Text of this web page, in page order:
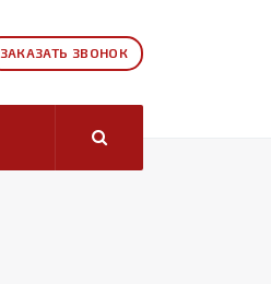
ЗАКАЗАТЬ ЗВОНОК